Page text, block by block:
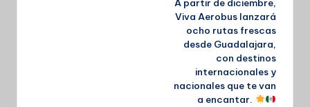
A partir de diciembre,
Viva Aerobus lanzará
ocho rutas frescas
desde Guadalajara,
con destinos
internacionales y
nacionales que te van
a encantar.